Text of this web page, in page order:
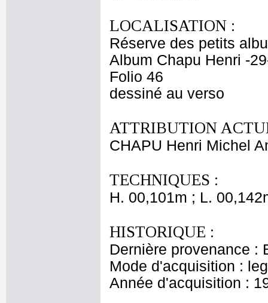
LOCALISATION :
Réserve des petits
Album Chapu Henri -
Folio 46
dessiné au verso
ATTRIBUTION
CHAPU Henri Michel
TECHNIQUES :
H. 00,101m ; L.
HISTORIQUE :
Dernière provenance :
Mode d'acquisition :
Année d'acquisition :